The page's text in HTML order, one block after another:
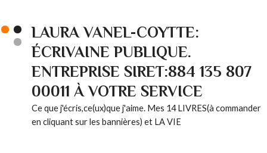
LAURA VANEL-COYTTE:
ÉCRIVAINE PUBLIQUE.
ENTREPRISE SIRET:884 135 807
00011 À VOTRE SERVICE
Ce que j'écris,ce(ux)que j'aime. Mes 14 LIVRES(à commander
en cliquant sur les bannières) et LA VIE